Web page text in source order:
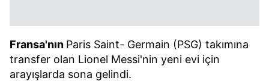
Fransa'nın Paris Saint- Germain (PSG) takımına
transfer olan Lionel Messi'nin yeni evi için
arayışlarda sona gelindi.